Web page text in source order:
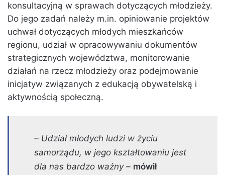
konsultacyjną w sprawach dotyczących młodzieży.
Do jego zadań należy m.in. opiniowanie projektów
uchwał dotyczących młodych mieszkańców
regionu, udział w opracowywaniu dokumentów
strategicznych województwa, monitorowanie
działań na rzecz młodzieży oraz podejmowanie
inicjatyw związanych z edukacją obywatelską i
aktywnością społeczną.
– Udział młodych ludzi w życiu
samorządu, w jego kształtowaniu jest
dla nas bardzo ważny – mówił